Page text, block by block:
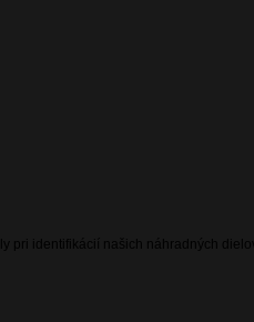
pri identifikácií našich náhradných dielov.